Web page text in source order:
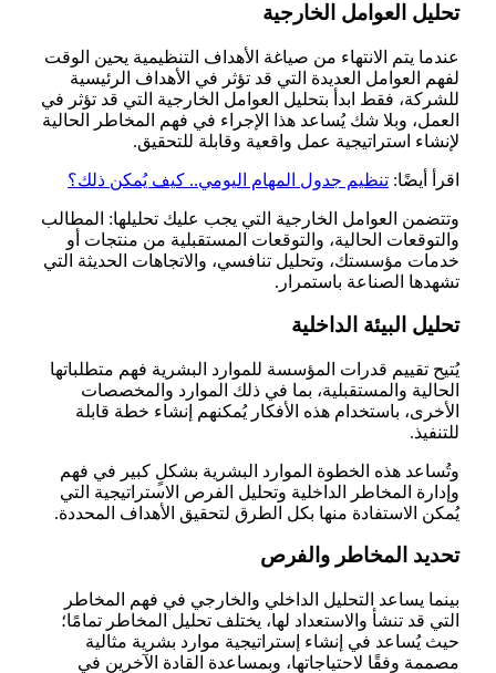
تحليل العوامل الخارجية
عندما يتم الانتهاء من صياغة الأهداف التنظيمية يحين الوقت
لفهم العوامل العديدة التي قد تؤثر في الأهداف الرئيسية
للشركة، فقط ابدأ بتحليل العوامل الخارجية التي قد تؤثر في
العمل، وبلا شك يُساعد هذا الإجراء في فهم المخاطر الحالية
لإنشاء استراتيجية عمل واقعية وقابلة للتحقيق.
اقرأ أيضًا: تنظيم جدول المهام اليومي.. كيف يُمكن ذلك؟
وتتضمن العوامل الخارجية التي يجب عليك تحليلها: المطالب
والتوقعات الحالية، والتوقعات المستقبلية من منتجات أو
خدمات مؤسستك، وتحليل تنافسي، والاتجاهات الحديثة التي
تشهدها الصناعة باستمرار.
تحليل البيئة الداخلية
يُتيح تقييم قدرات المؤسسة للموارد البشرية فهم متطلباتها
الحالية والمستقبلية، بما في ذلك الموارد والمخصصات
الأخرى، باستخدام هذه الأفكار يُمكنهم إنشاء خطة قابلة
للتنفيذ.
وتُساعد هذه الخطوة الموارد البشرية بشكلٍ كبير في فهم
وإدارة المخاطر الداخلية وتحليل الفرص الاستراتيجية التي
يُمكن الاستفادة منها بكل الطرق لتحقيق الأهداف المحددة.
تحديد المخاطر والفرص
بينما يساعد التحليل الداخلي والخارجي في فهم المخاطر
التي قد تنشأ والاستعداد لها، يختلف تحليل المخاطر تمامًا؛
حيث يُساعد في إنشاء إستراتيجية موارد بشرية مثالية
مصممة وفقًا لاحتياجاتها، وبمساعدة القادة الآخرين في